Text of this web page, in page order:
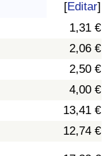
[Editar]
1,31 €
2,06 €
2,50 €
4,00 €
13,41 €
12,74 €